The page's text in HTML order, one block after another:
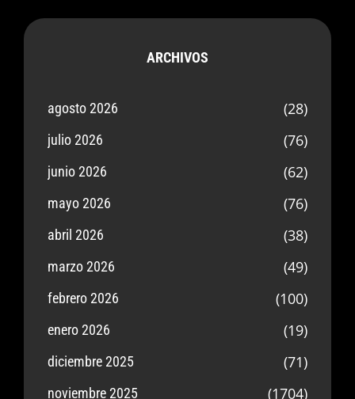
ARCHIVOS
agosto 2026 (28)
julio 2026 (76)
junio 2026 (62)
mayo 2026 (76)
abril 2026 (38)
marzo 2026 (49)
febrero 2026 (100)
enero 2026 (19)
diciembre 2025 (71)
noviembre 2025 (1704)